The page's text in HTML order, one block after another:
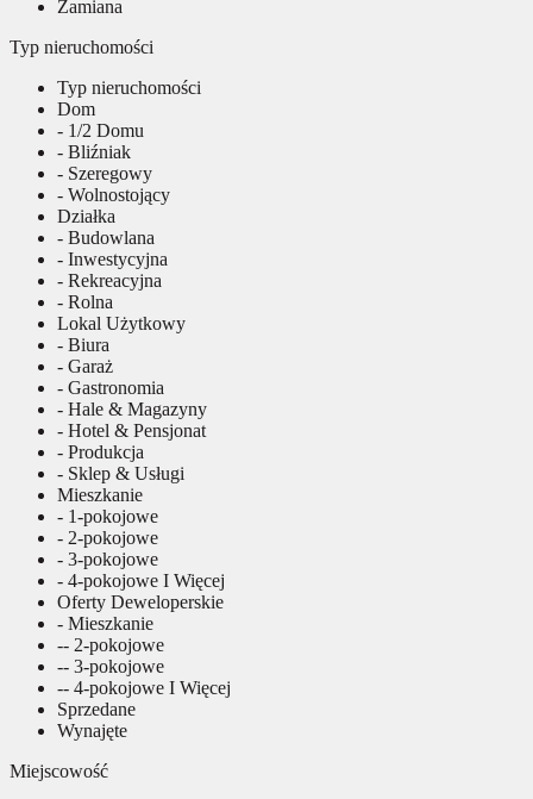
Zamiana
Typ nieruchomości
Typ nieruchomości
Dom
- 1/2 Domu
- Bliźniak
- Szeregowy
- Wolnostojący
Działka
- Budowlana
- Inwestycyjna
- Rekreacyjna
- Rolna
Lokal Użytkowy
- Biura
- Garaż
- Gastronomia
- Hale & Magazyny
- Hotel & Pensjonat
- Produkcja
- Sklep & Usługi
Mieszkanie
- 1-pokojowe
- 2-pokojowe
- 3-pokojowe
- 4-pokojowe I Więcej
Oferty Deweloperskie
- Mieszkanie
-- 2-pokojowe
-- 3-pokojowe
-- 4-pokojowe I Więcej
Sprzedane
Wynajęte
Miejscowość